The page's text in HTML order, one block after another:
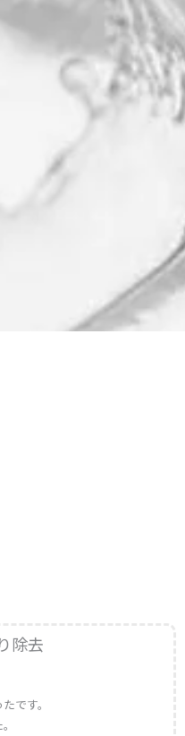
除去
です。